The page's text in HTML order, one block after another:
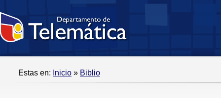
Estas en: Inicio » Biblio